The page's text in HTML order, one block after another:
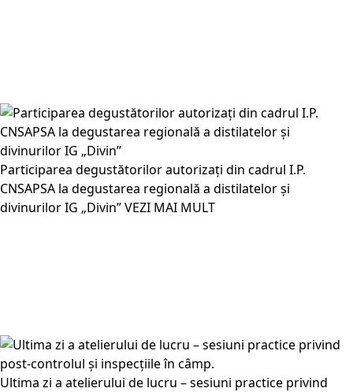
Participarea degustătorilor autorizați din cadrul I.P.
CNSAPSA la degustarea regională a distilatelor și
divinurilor IG „Divin”VEZI MAI MULT
Ultima zi a atelierului de lucru – sesiuni practice privind